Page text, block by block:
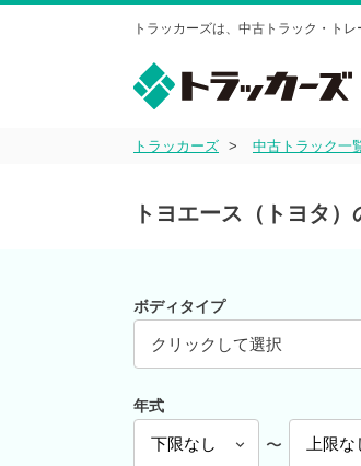
トラッカーズは、中古トラック・ト
トラッカーズ 中古トラック一
トヨエース（トヨタ
ボディタイプ
クリックして選択
年式
〜